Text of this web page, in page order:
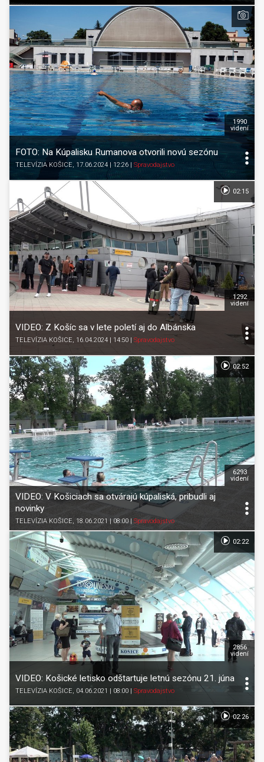
FOTO: Na Kúpalisku Rumanova otvorili novú sezónu
TELEVÍZIA KOŠICE, 17.06.2024 | 12:26 Spravodajstvo
1990
videní
VIDEO: Z Košíc sa v lete poletí aj do Albánska
TELEVÍZIA KOŠICE, 16.04.2024 | 14:50 Spravodajstvo
1292
videní
02:15
VIDEO: V Košiciach sa otvárajú kúpaliská, pribudli aj
novinky
TELEVÍZIA KOŠICE, 18.06.2021 | 08:00 |Spravodajstvo
6293
videní
02:52
VIDEO: Košické letisko odštartuje letnú sezónu 21. júna
TELEVÍZIA KOŠICE , 04.06.2021 | 08:00 | Spravodajstvo
2856
videní
02:22
02:26